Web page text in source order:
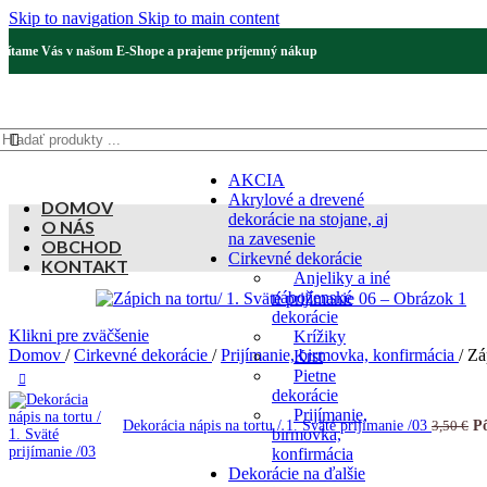
Skip to navigation Skip to main content
Vás v našom E-Shope a prajeme príjemný nákup
AKCIA
Akrylové a drevené
dekorácie na stojane, aj
na zavesenie
Cirkevné dekorácie
Anjeliky a iné
náboženské
dekorácie
Krížiky
Krst
Pietne
dekorácie
Prijímanie,
birmovka,
konfirmácia
Dekorácie na ďalšie
DOMOV
O NÁS
OBCHOD
KONTAKT
Klikni pre zväčšenie
Domov / Cirkevné dekorácie / Prijímanie, birmovka, konfirmácia /
Dekorácia nápis na tortu / 1. Sväté prijímanie /03 3,50€